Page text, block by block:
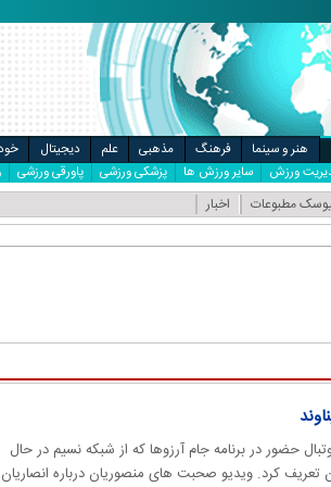
هنر و سینما فرهنگ مذهبی علم دیجیتال
ورزش سایر ورزش ها پزشکی ورزشی پاورقی ورزشی
مطبوعات اخبار
حضور در برنامه جام آرزوها که از شبکه نسیم در حال
کرد. ویدیو صحبت های منصوریان درباره